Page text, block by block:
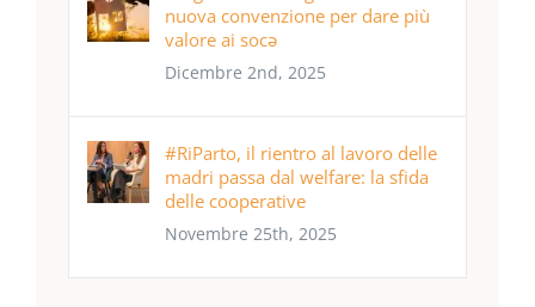
nuova convenzione per dare più
valore ai socə
Dicembre 2nd, 2025
#RiParto, il rientro al lavoro delle
madri passa dal welfare: la sfida
delle cooperative
Novembre 25th, 2025